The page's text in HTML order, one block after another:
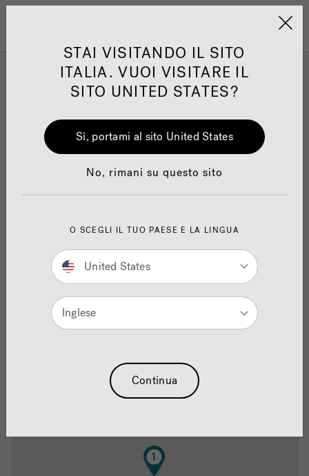
Jacuzzi&reg; EMEA
Torna ai risultati
Il Piacere
Via Michele Roggia 2, Mendrisio-Ligornetto, 6853
Contattaci
1
STAI VISITANDO IL SITO
ITALIA. VUOI VISITARE IL
SITO UNITED STATES?
Sì, portami al sito United States
No, rimani su questo sito
O SCEGLI IL TUO PAESE E LA LINGUA
United States
Inglese
Continua